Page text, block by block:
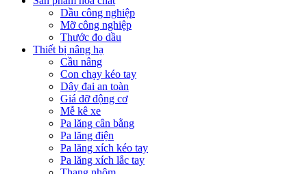
Dầu công nghiệp
Mỡ công nghiệp
Thước đo dầu
Thiết bị nâng hạ
Cầu nâng
Con chạy kéo tay
Dây đai an toàn
Giá đỡ động cơ
Mễ kê xe
Pa lăng cân bằng
Pa lăng điện
Pa lăng xích kéo tay
Pa lăng xích lắc tay